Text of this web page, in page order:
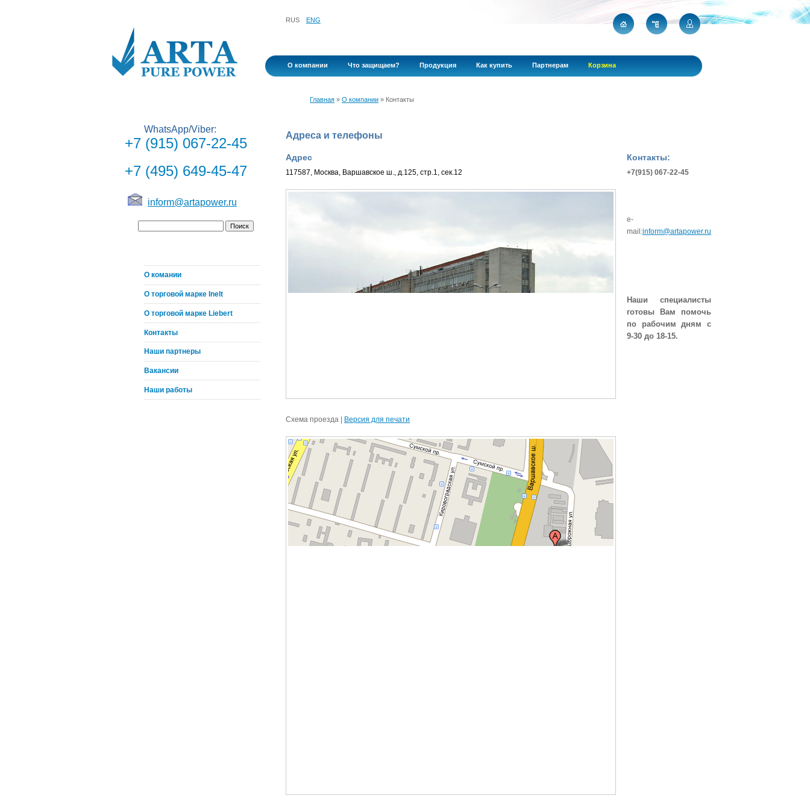
RUS ENG
О компании Что защищаем? Продукция Как купить Партнерам Корзина
WhatsApp/Viber:
+7 (915) 067-22-45
+7 (495) 649-45-47
inform@artapower.ru
О комании
О торговой марке Inelt
О торговой марке Liebert
Контакты
Наши партнеры
Вакансии
Наши работы
Главная » О компании » Контакты
Адреса и телефоны
Адрес
117587, Москва, Варшавское ш., д.125, стр.1, сек.12
Схема проезда | Версия для печати
Контакты:
+7(915) 067-22-45
e-
mail:inform@artapower.ru
Наши специалисты
готовы Вам помочь
по рабочим дням с
9-30 до 18-15.